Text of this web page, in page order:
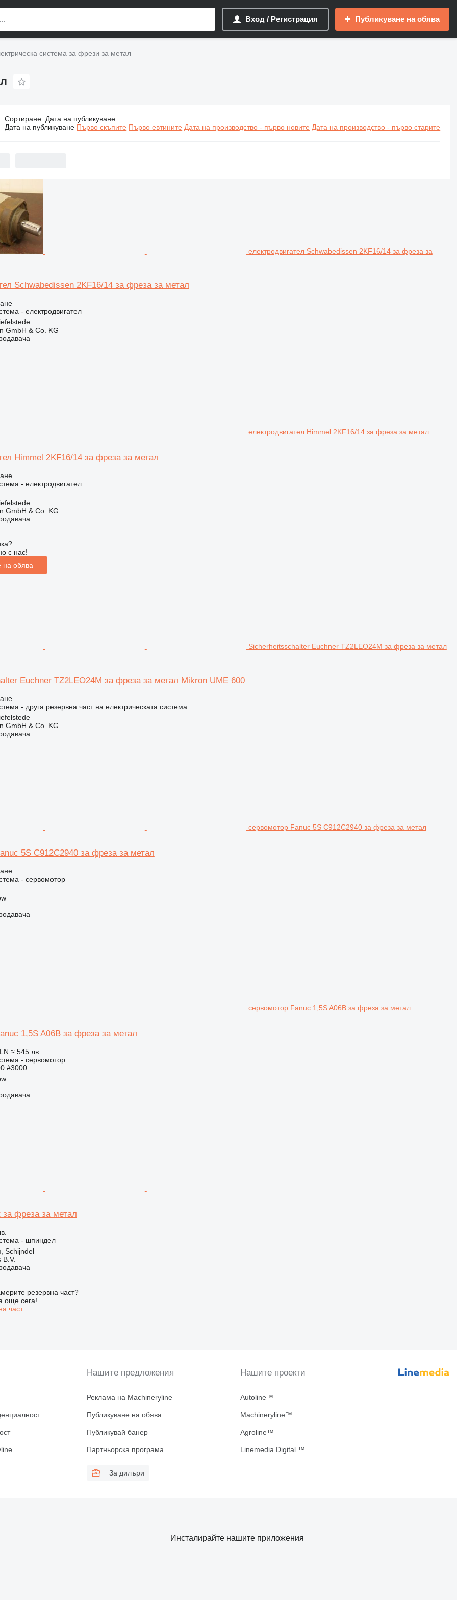
Вход / Регистрация Публикуване на обява
система за фрези за метал
система за фрези за метал
Сортиране: Дата на публикуване
Дата на публикуване Първо скъпите Първо евтините Дата на производство - първо новите Дата на производство - първо старите
електродвигател Schwabedissen 2KF16/14 за фреза за
Schwabedissen 2KF16/14 за фреза за метал
- електродвигател
GmbH & Co. KG
електродвигател Himmel 2KF16/14 за фреза за метал
Himmel 2KF16/14 за фреза за метал
- електродвигател
GmbH & Co. KG
с нас!
на обява
Sicherheitsschalter Euchner TZ2LEO24M за фреза за метал
Euchner TZ2LEO24M за фреза за метал Mikron UME 600
- друга резервна част на електрическата система
GmbH & Co. KG
сервомотор Fanuc 5S C912C2940 за фреза за метал
5S C912C2940 за фреза за метал
- сервомотор
сервомотор Fanuc 1,5S A06B за фреза за метал
1,5S A06B за фреза за метал
≈ 545 лв.
- сервомотор
#3000
фреза за метал
- шпиндел
Schijndel
резервна част?
още сега!
част
Нашите предложения
Реклама на Machineryline
Публикуване на обява
Публикувай банер
Партньорска програма
За дилъри
Нашите проекти
Autoline™
Machineryline™
Agroline™
Linemedia Digital ™
Инсталирайте нашите приложения